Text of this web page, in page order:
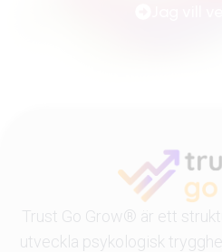
Trust Go Grow® är ett
utveckla psykologisk